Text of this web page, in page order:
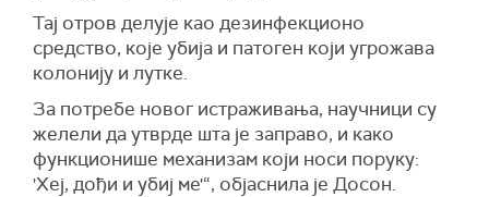
Тај отров делује као дезинфекционо
средство, које убија и патоген који угрожава
колонију и лутке.
За потребе новог истраживања, научници су
желели да утврде шта је заправо, и како
функционише механизам који носи поруку:
'Хеј, дођи и убиј ме'“, објаснила је Досон.